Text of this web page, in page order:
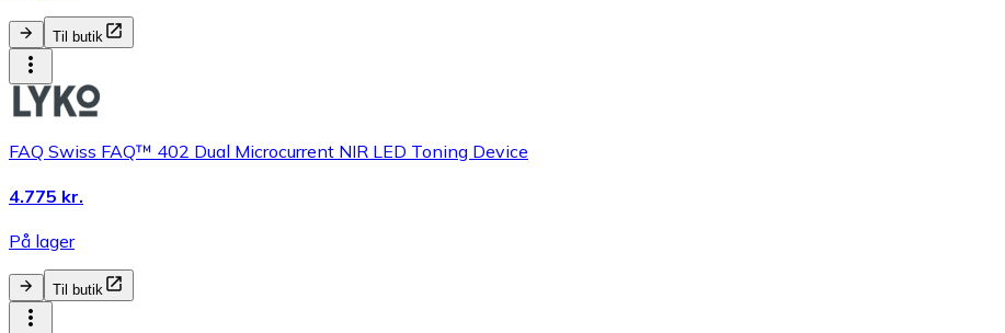
Til butik
FAQ Swiss FAQ™ 402 Dual Microcurrent NIR LED Toning Device
4.775 kr.
På lager
Til butik